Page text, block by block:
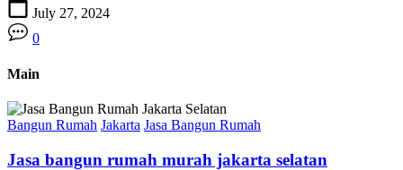
July 27, 2024
0
Main
Bangun Rumah Jakarta Jasa Bangun Rumah
Jasa bangun rumah murah jakarta selatan